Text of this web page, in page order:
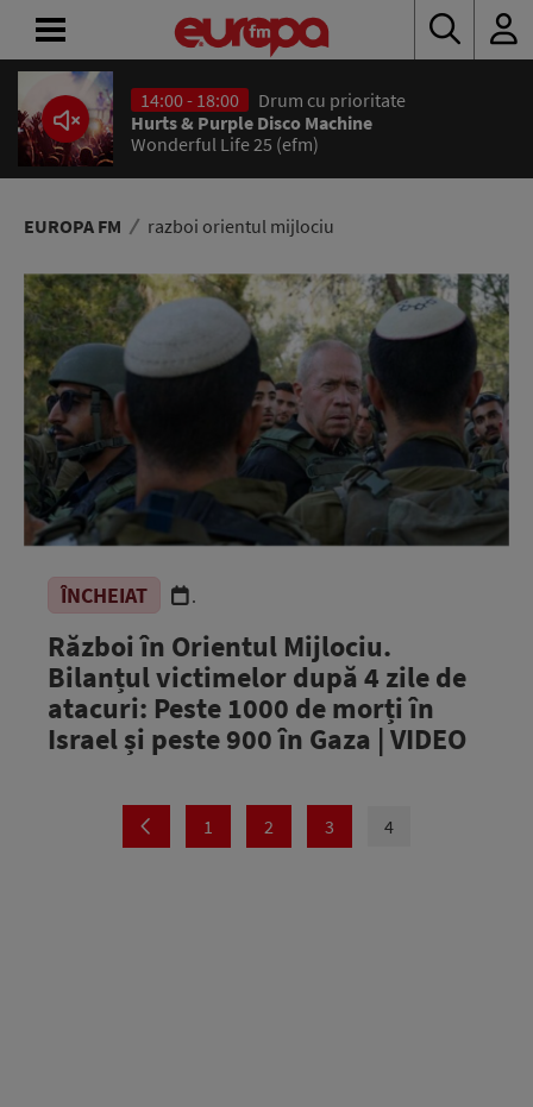
14:00 - 18:00
Drum cu prioritate
Hurts & Purple Disco Machine
Wonderful Life 25 (efm)
EUROPA FM razboi orientul mijlociu
ÎNCHEIAT .
Război în Orientul Mijlociu.
Bilanțul victimelor după 4 zile de
atacuri: Peste 1000 de morți în
Israel și peste 900 în Gaza | VIDEO
1 2 3 4
ACASĂ
ȘTIRI
RADIO
CONCURSURI
PODCAST
ASCULTĂ
LIVE